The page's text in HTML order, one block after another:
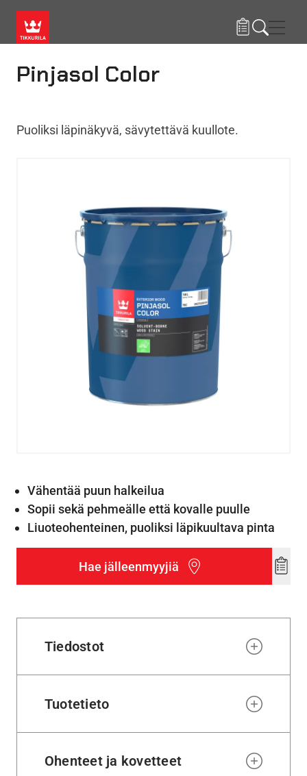
Pinjasol Color
Puoliksi läpinäkyvä, sävytettävä kuullote.
Vähentää puun halkeilua
Sopii sekä pehmeälle että kovalle puulle
Liuoteohenteinen, puoliksi läpikuultava pinta
Hae jälleenmyyjiä
Add
Tiedostot
Tuotetieto
Ohenteet ja kovetteet